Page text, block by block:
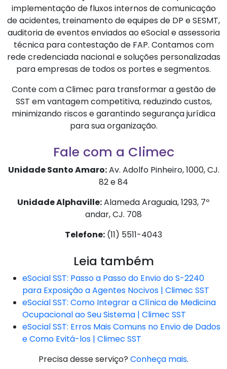
implementação de fluxos internos de comunicação
de acidentes, treinamento de equipes de DP e SESMT,
auditoria de eventos enviados ao eSocial e assessoria
técnica para contestação de FAP. Contamos com
rede credenciada nacional e soluções personalizadas
para empresas de todos os portes e segmentos.
Conte com a Climec para transformar a gestão de
SST em vantagem competitiva, reduzindo custos,
minimizando riscos e garantindo segurança jurídica
para sua organização.
Fale com a Climec
Unidade Santo Amaro:Av. Adolfo Pinheiro, 1000, CJ.
82 e 84
Unidade Alphaville:Alameda Araguaia, 1293, 7º
andar, CJ. 708
Telefone: (11) 5511-4043
Leia também
eSocial SST: Passo a Passo do Envio do S-2240
para Exposição a Agentes Nocivos | Climec SST
eSocial SST: Como Integrar a Clínica de Medicina
Ocupacional ao Seu Sistema | Climec SST
eSocial SST: Erros Mais Comuns no Envio de Dados
e Como Evitá-los | Climec SST
Precisa desse serviço? Conheça mais.